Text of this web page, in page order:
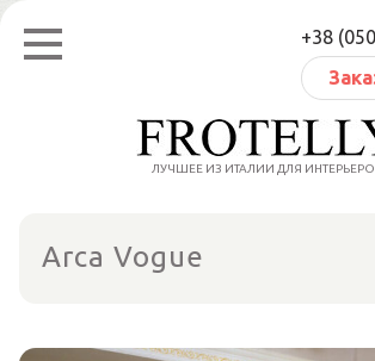
Перейти
содержанию
+38
ЛУЧШЕЕ ИЗ ИТАЛИИ ДЛЯ
Arca Vogue